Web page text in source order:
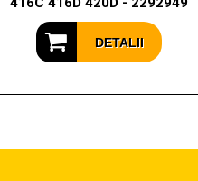
DETALII